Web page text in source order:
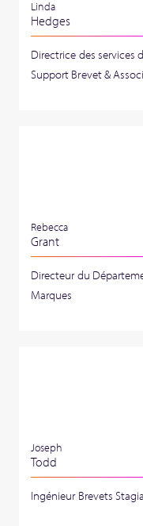
Linda
Hedges
Directrice des services
Support Brevet &
Rebecca
Grant
Directeur du
Marques
Joseph
Todd
Ingénieur Brevets